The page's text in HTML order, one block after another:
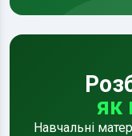
як
Навчальні